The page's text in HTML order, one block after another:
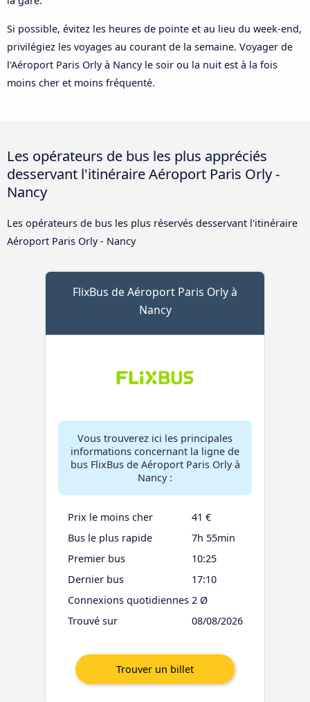
Si possible, évitez les heures de pointe et au lieu du week-end,
privilégiez les voyages au courant de la semaine. Voyager de
l'Aéroport Paris Orly à Nancy le soir ou la nuit est à la fois
moins cher et moins fréquenté.
Les opérateurs de bus les plus appréciés
desservant l'itinéraire Aéroport Paris Orly -
Nancy
Les opérateurs de bus les plus réservés desservant l'itinéraire
Aéroport Paris Orly - Nancy
FlixBus de Aéroport Paris Orly à
Nancy
Vous trouverez ici les principales
informations concernant la ligne de
bus FlixBus de Aéroport Paris Orly à
Nancy :
Prix le moins cher
41 €
Bus le plus rapide
7h 55min
Premier bus
10:25
Dernier bus
17:10
Connexions quotidiennes 2 Ø
Trouvé sur
08/08/2026